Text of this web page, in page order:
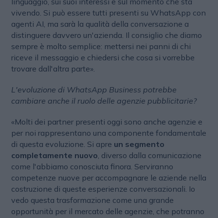
vivendo. Si può essere tutti presenti su WhatsApp con
agenti AI, ma sarà la qualità della conversazione a
distinguere davvero un'azienda. Il consiglio che diamo
sempre è molto semplice: mettersi nei panni di chi
riceve il messaggio e chiedersi che cosa si vorrebbe
trovare dall'altra parte».
L'evoluzione di WhatsApp Business potrebbe
cambiare anche il ruolo delle agenzie pubblicitarie?
«Molti dei partner presenti oggi sono anche agenzie e
per noi rappresentano una componente fondamentale
di questa evoluzione. Si apre un segmento
completamente nuovo , diverso dalla comunicazione
come l'abbiamo conosciuta finora. Serviranno
competenze nuove per accompagnare le aziende nella
costruzione di queste esperienze conversazionali. Io
vedo questa trasformazione come una grande
opportunità per il mercato delle agenzie, che potranno